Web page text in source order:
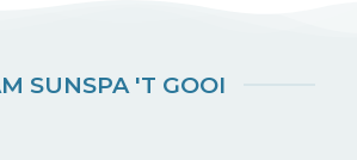
SUNSPA 'T GOOI